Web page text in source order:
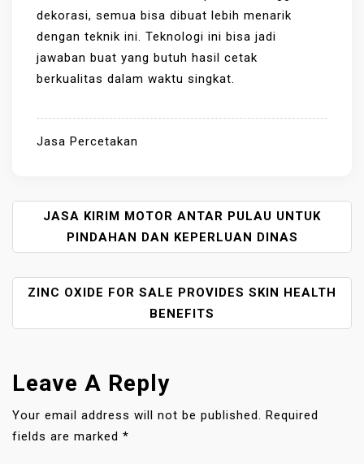
dekorasi, semua bisa dibuat lebih menarik
dengan teknik ini. Teknologi ini bisa jadi
jawaban buat yang butuh hasil cetak
berkualitas dalam waktu singkat.
Jasa Percetakan
S
T
N
V
G
A
T
I
JASA KIRIM MOTOR ANTAR PULAU UNTUK
PINDAHAN DAN KEPERLUAN DINAS
ZINC OXIDE FOR SALE PROVIDES SKIN HEALTH
BENEFITS
Leave A Reply
Your email address will not be published. Required
fields are marked *